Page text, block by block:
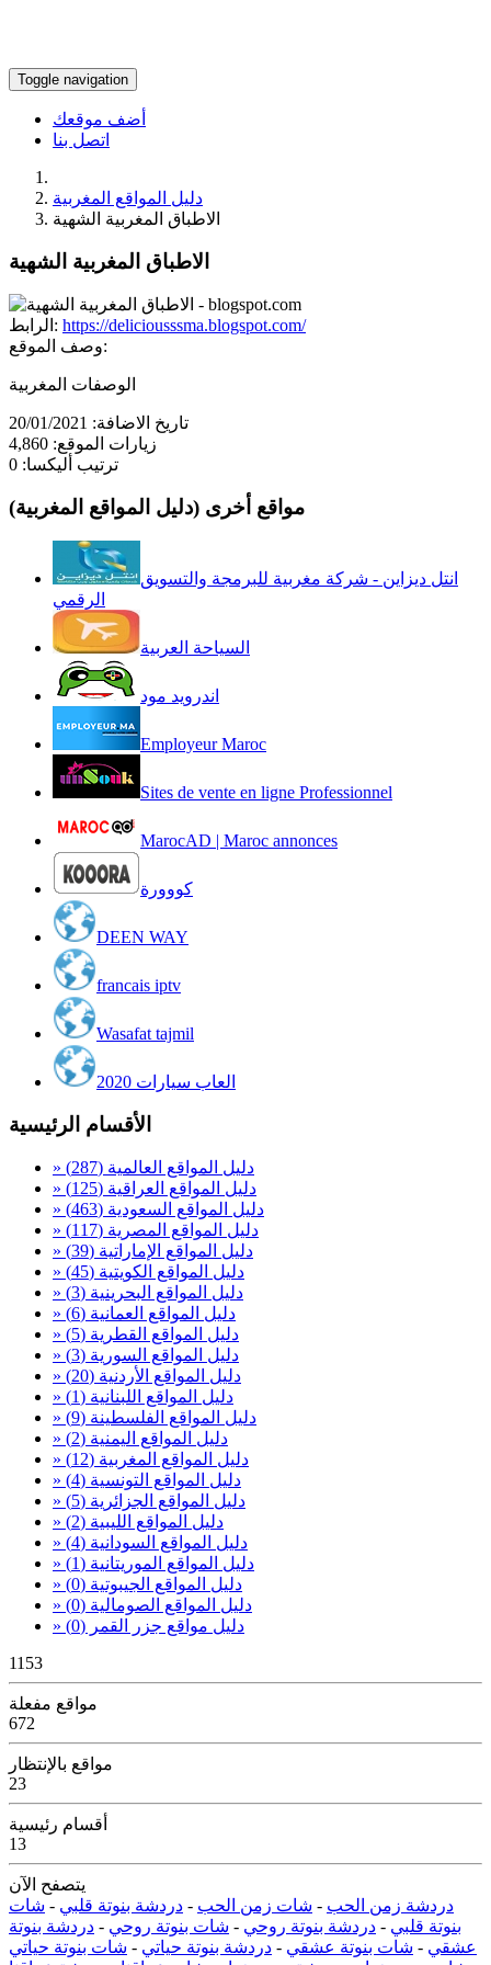
Toggle navigation
أضف موقعك
اتصل بنا
دليل المواقع المغربية
الاطباق المغربية الشهية
الاطباق المغربية الشهية
الرابط: https://deliciousssma.blogspot.com/
وصف الموقع:
الوصفات المغربية
تاريخ الاضافة: 20/01/2021
زيارات الموقع: 4,860
ترتيب أليكسا: 0
مواقع أخرى (دليل المواقع المغربية)
انتل ديزاين - شركة مغربية للبرمجة والتسويق
الرقمي
السياحة العربية
اندرويد مود
Employeur Maroc
Sites de vente en ligne Professionnel
MarocAD | Maroc annonces
كووورة
DEEN WAY
francais iptv
Wasafat tajmil
العاب سيارات 2020
الأقسام الرئيسية
» دليل المواقع العالمية (287)
» دليل المواقع العراقية (125)
» دليل المواقع السعودية (463)
» دليل المواقع المصرية (117)
» دليل المواقع الإماراتية (39)
» دليل المواقع الكويتية (45)
» دليل المواقع البحرينية (3)
» دليل المواقع العمانية (6)
» دليل المواقع القطرية (5)
» دليل المواقع السورية (3)
» دليل المواقع الأردنية (20)
» دليل المواقع اللبنانية (1)
» دليل المواقع الفلسطينة (9)
» دليل المواقع اليمنية (2)
» دليل المواقع المغربية (12)
» دليل المواقع التونسية (4)
» دليل المواقع الجزائرية (5)
» دليل المواقع الليبية (2)
» دليل المواقع السودانية (4)
» دليل المواقع الموريتانية (1)
» دليل المواقع الجيبوتية (0)
» دليل المواقع الصومالية (0)
» دليل مواقع جزر القمر (0)
1153
مواقع مفعلة
672
مواقع بالإنتظار
23
أقسام رئيسية
13
يتصفح الآن
دردشة زمن الحب - شات زمن الحب - دردشة بنوتة قلبي - شات
بنوتة قلبي - دردشة بنوتة روحي - شات بنوتة روحي - دردشة بنوتة
عشقي - شات بنوتة عشقي - دردشة بنوتة حياتي - شات بنوتة حياتي